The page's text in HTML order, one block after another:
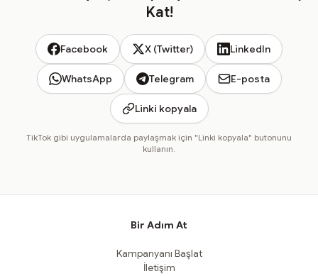
Kat!
Facebook X (Twitter) LinkedIn
WhatsApp Telegram E-posta
Linki kopyala
TikTok gibi uygulamalarda paylaşmak için "Linki kopyala" butonunu
kullanın.
Bir Adım At
Kampanyanı Başlat
İletişim